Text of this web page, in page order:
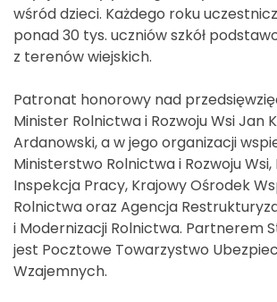
wśród dzieci. Każdego roku
ponad 30 tys. uczniów szkół
z terenów wiejskich.
Patronat honorowy nad
Minister Rolnictwa i Rozwoju Wsi Jan
Ardanowski, a w jego organizacji
Ministerstwo Rolnictwa i Rozwoju
Inspekcja Pracy, Krajowy Ośrodek
Rolnictwa oraz Agencja
i Modernizacji Rolnictwa. Partnerem
jest Pocztowe Towarzystwo
Wzajemnych.